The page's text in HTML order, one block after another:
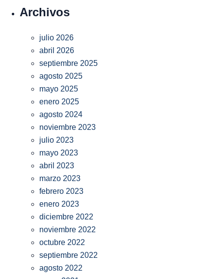
Archivos
julio 2026
abril 2026
septiembre 2025
agosto 2025
mayo 2025
enero 2025
agosto 2024
noviembre 2023
julio 2023
mayo 2023
abril 2023
marzo 2023
febrero 2023
enero 2023
diciembre 2022
noviembre 2022
octubre 2022
septiembre 2022
agosto 2022